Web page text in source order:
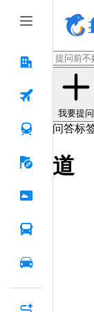
我要提问
问答标
道